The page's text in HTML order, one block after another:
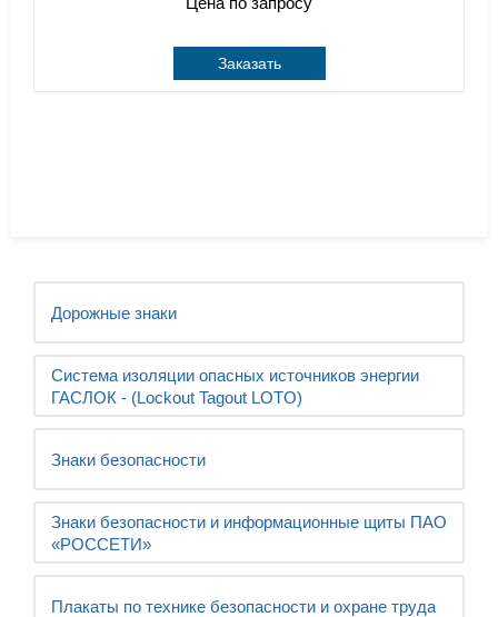
Дорожные знаки
Система изоляции опасных источников энергии
ГАСЛОК - (Lockout Tagout LOTO)
Знаки безопасности
Знаки безопасности и информационные щиты ПАО
«РОССЕТИ»
Плакаты по технике безопасности и охране труда
Заказать